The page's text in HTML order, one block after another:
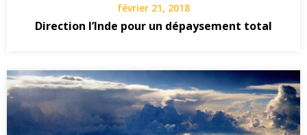
février 21, 2018
Direction l’Inde pour un dépaysement total